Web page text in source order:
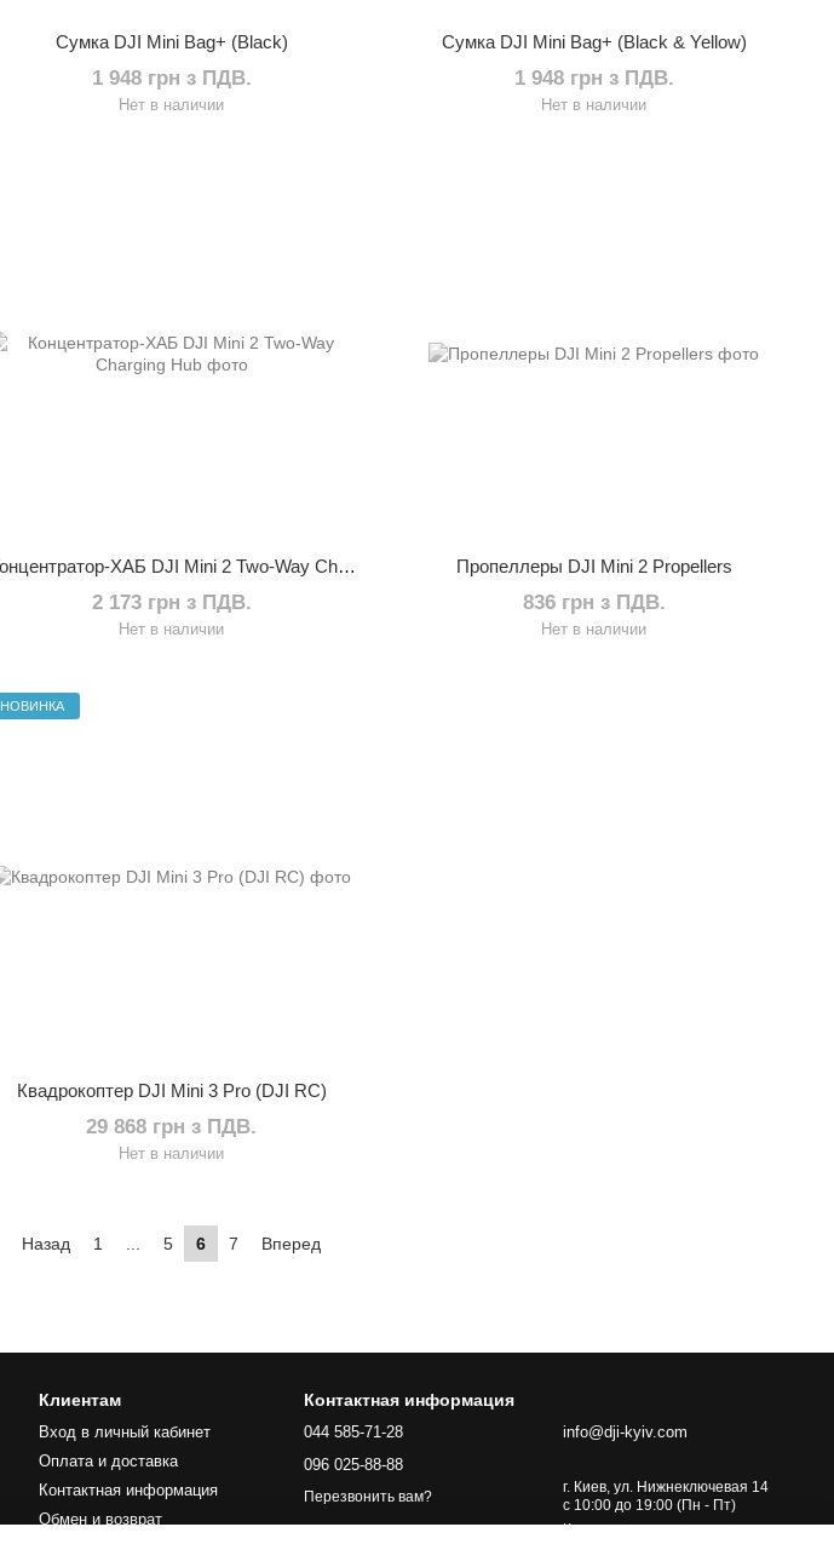
Сумка DJI Mini Bag+ (Black)
1 948 грн з ПДВ.
Нет в наличии
Сумка DJI Mini Bag+ (Black & Yellow)
1 948 грн з ПДВ.
Нет в наличии
Концентратор-ХАБ DJI Mini 2 Two-Way Charging Hub
2 173 грн з ПДВ.
Нет в наличии
Пропеллеры DJI Mini 2 Propellers
836 грн з ПДВ.
Нет в наличии
НОВИНКА
Квадрокоптер DJI Mini 3 Pro (DJI RC)
29 868 грн з ПДВ.
Нет в наличии
Назад 1 5 6 7 Вперед
Клиентам
Вход в личный кабинет
Оплата и доставка
Контактная информация
Обмен и возврат
Контактная информация
044 585-71-28
096 025-88-88
Перезвонить вам?
info@dji-kyiv.com
г. Киев, ул. Нижнеключевая 14
с 10:00 до 19:00 (Пн - Пт)
Карта проезда